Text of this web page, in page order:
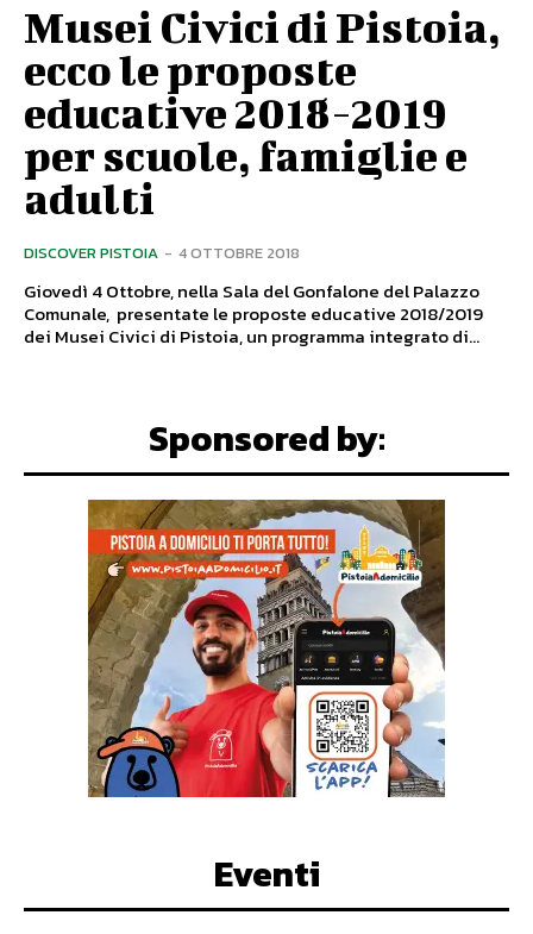
Musei Civici di Pistoia,
ecco le proposte
educative 2018-2019
per scuole, famiglie e
adulti
DISCOVER PISTOIA - 4 OTTOBRE 2018
Giovedì 4 Ottobre, nella Sala del Gonfalone del Palazzo
Comunale, presentate le proposte educative 2018/2019
dei Musei Civici di Pistoia, un programma integrato di...
Sponsored by:
Eventi